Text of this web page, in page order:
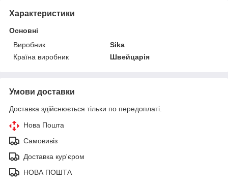
Характеристики
Основні
Виробник
Sika
Країна виробник
Швейцарія
Умови доставки
Доставка здійснюється тільки по передоплаті.
Нова Пошта
Самовивіз
Доставка кур'єром
НОВА ПОШТА